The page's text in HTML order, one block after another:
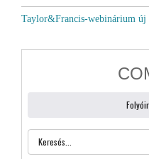
Taylor&Francis-webinárium